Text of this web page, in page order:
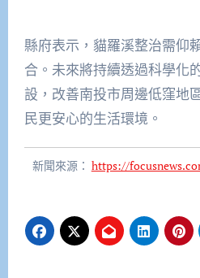
縣府表示，貓羅溪整治需仰
合。未來將持續透過科學化
設，改善南投市周邊低窪地
民更安心的生活環境。
新聞來源： https://